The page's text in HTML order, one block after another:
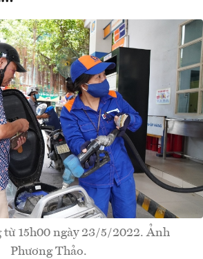
từ 15h00 ngày 23/5/2022. Ảnh
Phương Thảo.